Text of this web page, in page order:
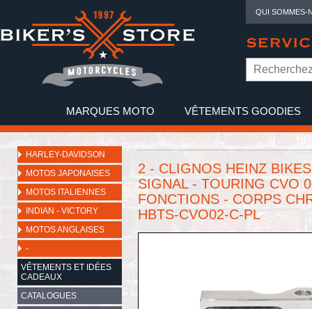
QUI SOMMES-
MARQUES MOTO VÊTEMENTS GOODIES
HARLEY-DAVIDSON
MOTOS JAPONAISES
MOTOS ITALIENNES
INDIAN - VICTORY
MOTOS ANGLAISES
-
VÊTEMENTS ET IDÉES
CADEAUX
CATALOGUES
2 - CLIGNOS HEINZ
SIGNAL - TOURING CVO
FONCTIONS - CORPS
HBTS-CVO02-C-PL